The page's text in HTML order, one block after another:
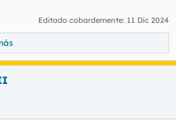
Editado cobardemente: 11 Dic 2024